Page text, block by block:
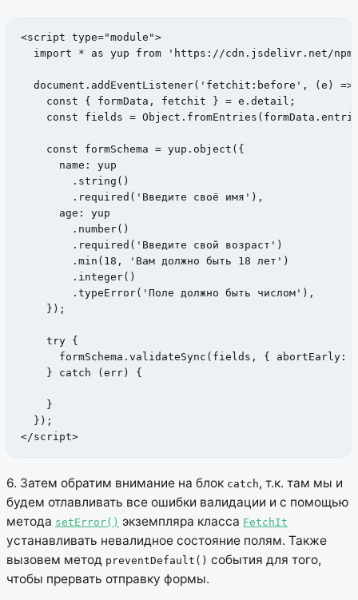
<script type="module">
import * as yup from 'https://cdn.jsdelivr.net/
document.addEventListener('fetchit:before', (e) =>
    const { formData, fetchit } = e.detail;
const fields =
    const formSchema = yup.object({
      name: yup
        .string()
        .required('Введите своё имя'),
      age: yup
        .number()
        .required('Введите свой возраст')
        .min(18, 'Вам должно быть 18 лет')
        .integer()
        .typeError('Поле должно быть числом'),
    });
    try {
formSchema.validateSync(fields, { abortEarly:
    } catch (err) {
    }
  });
</script>
6. Затем обратим внимание на блок catch, т.к. там мы и
будем отлавливать все ошибки валидации и с помощью
метода setError() экземпляра класса FetchIt
устанавливать невалидное состояние полям. Также
вызовем метод preventDefault() события для того,
чтобы прервать отправку формы.